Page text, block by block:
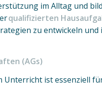
im Alltag und
qualifizierten
zu entwickeln
(AGs)
Unterricht ist essenziell